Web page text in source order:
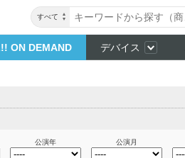
すべて
ON DEMAND デバイス
公演年 公演月